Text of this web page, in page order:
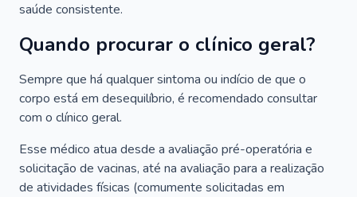
saúde consistente.
Quando procurar o clínico geral?
Sempre que há qualquer sintoma ou indício de que o
corpo está em desequilíbrio, é recomendado consultar
com o clínico geral.
Esse médico atua desde a avaliação pré-operatória e
solicitação de vacinas, até na avaliação para a realização
de atividades físicas (comumente solicitadas em